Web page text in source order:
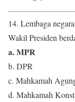
14. Lembaga
Wakil Presiden
a. MPR
b. DPR
c. Mahkamah
d. Mahkamah